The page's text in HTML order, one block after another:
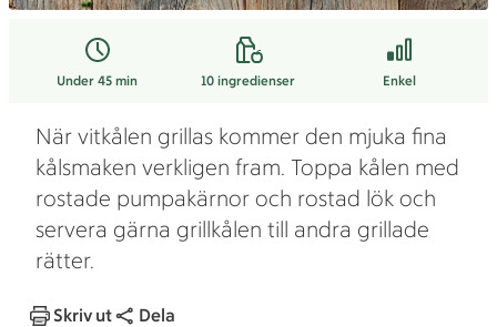
Under 45 min 10ingredienser Enkel
När vitkålen grillas kommer den mjuka fina
kålsmaken verkligen fram. Toppa kålen med
rostade pumpakärnor och rostad lök och
servera gärna grillkålen till andra grillade
rätter.
Skriv ut Dela